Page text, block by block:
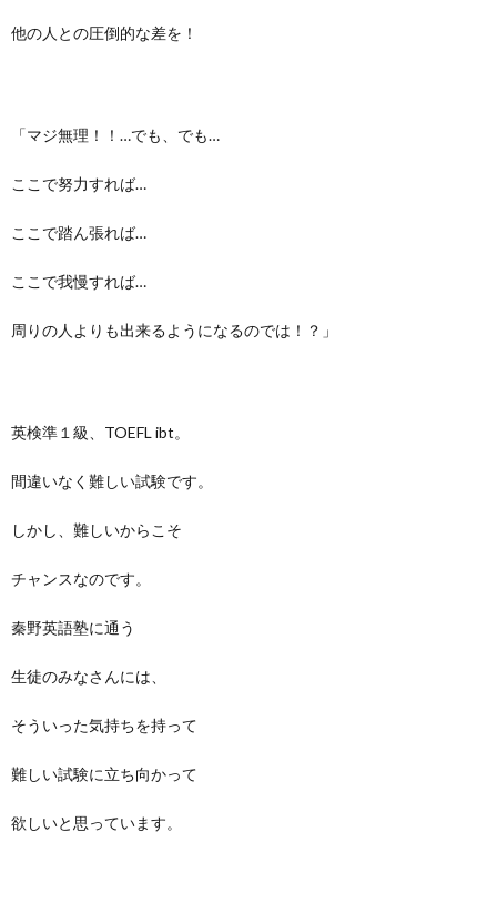
他の人との圧倒的な差を！
「マジ無理！！…でも、でも…
ここで努力すれば…
ここで踏ん張れば…
ここで我慢すれば…
周りの人よりも出来るようになるのでは！？」
英検準１級、TOEFL ibt。
間違いなく難しい試験です。
しかし、難しいからこそ
チャンスなのです。
秦野英語塾に通う
生徒のみなさんには、
そういった気持ちを持って
難しい試験に立ち向かって
欲しいと思っています。